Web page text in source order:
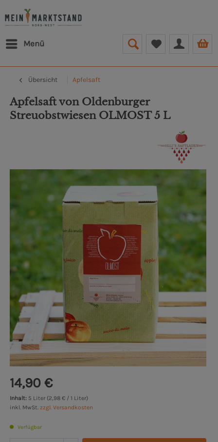
Menü
Übersicht Apfelsaft
Apfelsaft von Oldenburger
Streuobstwiesen OLMOST 5 L
14,90 €
Inhalt: 5 Liter (2,98 € / 1 Liter)
inkl. MwSt. zzgl. Versandkosten
Verfügbar